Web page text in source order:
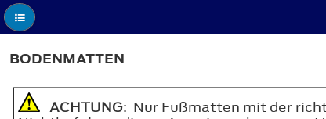
BODENMATTEN
ACHTUNG: Nur Fußmatten mit der